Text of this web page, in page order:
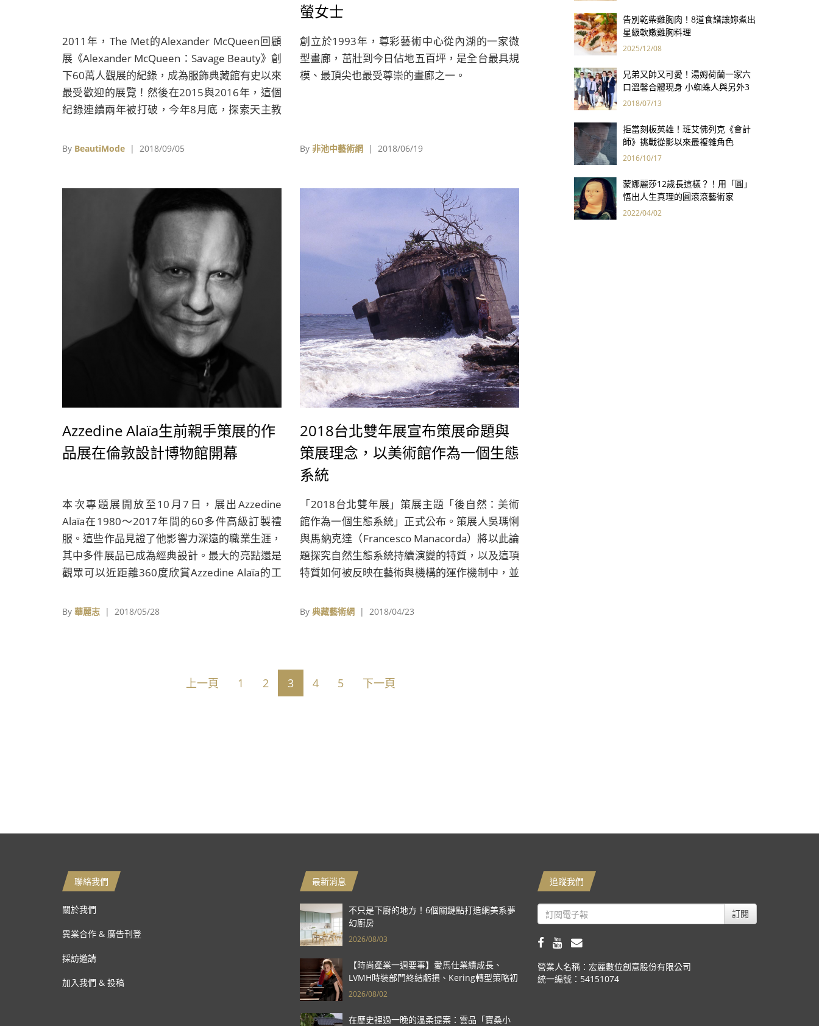
2011年，The Met的Alexander McQueen回顧
展《Alexander McQueen：Savage Beauty》創
下60萬人觀展的紀錄，成為服飾典藏館有史以來
最受歡迎的展覽！然後在2015與2016年，這個
紀錄連續兩年被打破，今年8月底，探索天主教
and the Catholic Imagination》再度刷新紀錄，
By BeautiMode | 2018/09/05
螢女士
創立於1993年，尊彩藝術中心從內湖的一家微
型畫廊，茁壯到今日佔地五百坪，是全台最具規
模、最頂尖也最受尊崇的畫廊之一。
By 非池中藝術網 | 2018/06/19
Azzedine Alaïa生前親手策展的作
品展在倫敦設計博物館開幕
本次專題展開放至10月7日，展出Azzedine
Alaïa在1980～2017年間的60多件高級訂製禮
服。這些作品見證了他影響力深遠的職業生涯，
其中多件展品已成為經典設計。最大的亮點還是
觀眾可以近距離360度欣賞Azzedine Alaïa的工
By 華麗志 | 2018/05/28
2018台北雙年展宣布策展命題與
策展理念，以美術館作為一個生態
系統
「2018台北雙年展」策展主題「後自然：美術
館作為一個生態系統」正式公布。策展人吳瑪悧
與馬納克達（Francesco Manacorda）將以此論
題探究自然生態系統持續演變的特質，以及這項
特質如何被反映在藝術與機構的運作機制中，並
By 典藏藝術網 | 2018/04/23
上一頁 1 2 3 4 5 下一頁
告別乾柴雞胸肉！8道食譜讓妳煮出
星級軟嫩雞胸料理
2025/12/08
兄弟又帥又可愛！湯姆荷蘭一家六
口溫馨合體現身 小蜘蛛人與另外3
個弟弟感情超好！
2018/07/13
拒當刻板英雄！班艾佛列克《會計
師》挑戰從影以來最複雜角色
2016/10/17
蒙娜麗莎12歲長這樣？！用「圓」
悟出人生真理的圓滾滾藝術家
2022/04/02
聯絡我們
關於我們
異業合作 & 廣告刊登
採訪邀請
加入我們 & 投稿
最新消息
不只是下廚的地方！6個關鍵點打造網美系夢
幻廚房
2026/08/03
【時尚產業一週要事】愛馬仕業績成長、
LVMH時裝部門終結虧損、Kering轉型策略初
現成效、Prada集團財報亮眼
2026/08/02
在歷史裡過一晚的溫柔提案：雲品「寶桑小
追蹤我們
訂閱
營業人名稱：宏麗數位創意股份有限公司
統一編號：54151074